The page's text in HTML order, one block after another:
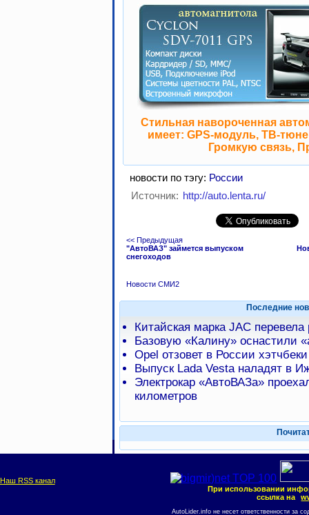
Стильная навороченная
имеет: GPS-модуль, ТВ-
Громкую связь,
новости по тэгу: России
Источник: http://auto.lenta.ru/
<< Предыдущая
"АвтоВАЗ" займется выпуском
снегоходов
Новости СМИ2
Последние
Китайская марка JAC
Базовую «Калину» оснастили
Opel отзовет в России
Выпуск Lada Vesta наладят в
Электрокар «АвтоВАЗа»
километров
Наш RSS канал
При использовании
ссылка на
AutoLider.info не несет ответственности за